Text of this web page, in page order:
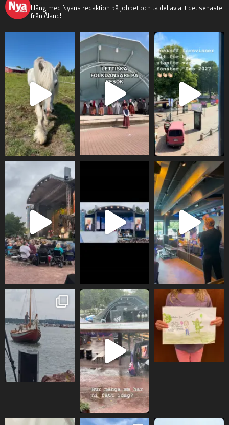
Häng med Nyans redaktion på jobbet och ta del av allt det senaste
från Åland!